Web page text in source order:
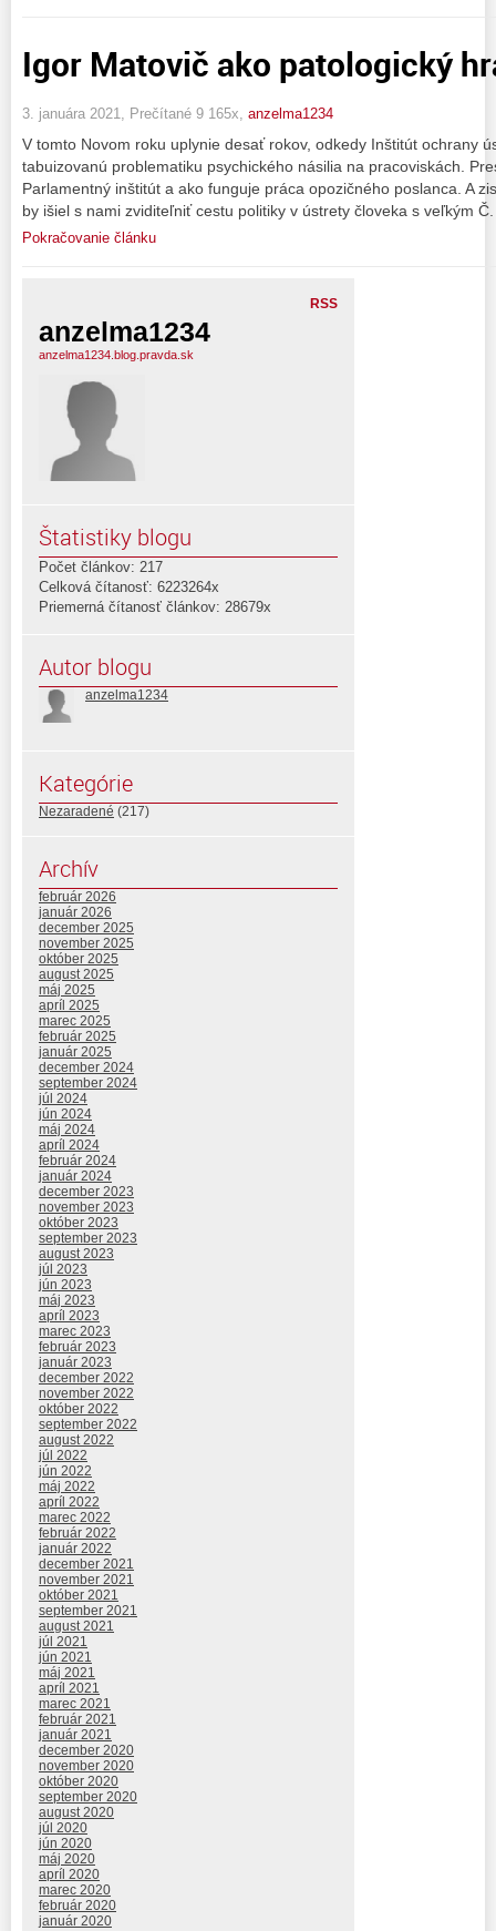
Igor Matovič ako patologický
3. januára 2021, Prečítané 9 165x, anzelma1234
V tomto Novom roku uplynie desať rokov, odkedy Inštitút ochrany
tabuizovanú problematiku psychického násilia na pracoviskách.
Parlamentný inštitút a ako funguje práca opozičného poslanca. A
by išiel s nami zviditeľniť cestu politiky v ústrety človeka s veľkým
Pokračovanie článku
RSS
anzelma1234
anzelma1234.blog.pravda.sk
Štatistiky blogu
Počet článkov: 217
Celková čítanosť: 6223264x
Priemerná čítanosť článkov: 28679x
Autor blogu
anzelma1234
Kategórie
Nezaradené (217)
Archív
február 2026
január 2026
december 2025
november 2025
október 2025
august 2025
máj 2025
apríl 2025
marec 2025
február 2025
január 2025
december 2024
september 2024
júl 2024
jún 2024
máj 2024
apríl 2024
február 2024
január 2024
december 2023
november 2023
október 2023
september 2023
august 2023
júl 2023
jún 2023
máj 2023
apríl 2023
marec 2023
február 2023
január 2023
december 2022
november 2022
október 2022
september 2022
august 2022
júl 2022
jún 2022
máj 2022
apríl 2022
marec 2022
február 2022
január 2022
december 2021
november 2021
október 2021
september 2021
august 2021
júl 2021
jún 2021
máj 2021
apríl 2021
marec 2021
február 2021
január 2021
december 2020
november 2020
október 2020
september 2020
august 2020
júl 2020
jún 2020
máj 2020
apríl 2020
marec 2020
február 2020
január 2020